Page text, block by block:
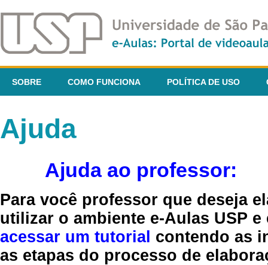
SOBRE COMO FUNCIONA POLÍTICA DE USO
Ajuda
Ajuda ao professor:
Para você professor que deseja
utilizar o ambiente e-Aulas USP
acessar um tutorial contendo as
as etapas do processo de